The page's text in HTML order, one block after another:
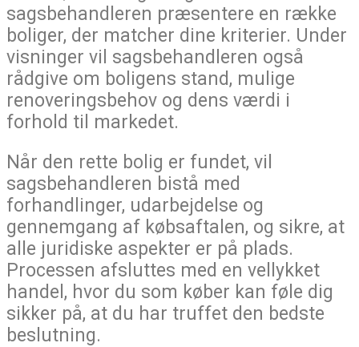
sagsbehandleren præsentere en række
boliger, der matcher dine kriterier. Under
visninger vil sagsbehandleren også
rådgive om boligens stand, mulige
renoveringsbehov og dens værdi i
forhold til markedet.
Når den rette bolig er fundet, vil
sagsbehandleren bistå med
forhandlinger, udarbejdelse og
gennemgang af købsaftalen, og sikre, at
alle juridiske aspekter er på plads.
Processen afsluttes med en vellykket
handel, hvor du som køber kan føle dig
sikker på, at du har truffet den bedste
beslutning.